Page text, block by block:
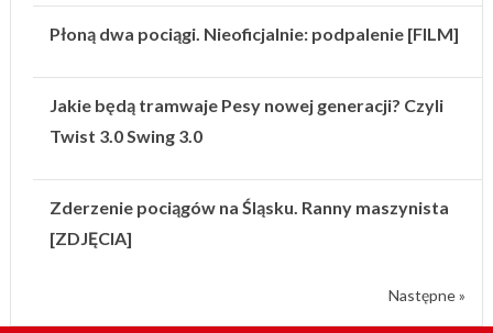
Płoną dwa pociągi. Nieoficjalnie: podpalenie [FILM]
Jakie będą tramwaje Pesy nowej generacji? Czyli
Twist 3.0 Swing 3.0
Zderzenie pociągów na Śląsku. Ranny maszynista
[ZDJĘCIA]
Następne »